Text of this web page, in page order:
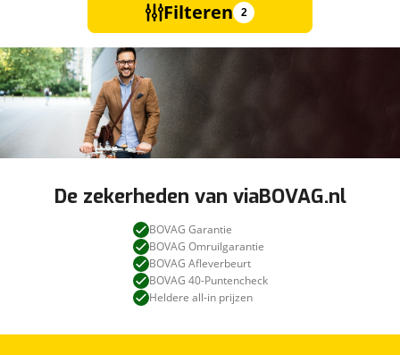
Filteren 2
De zekerheden van viaBOVAG.nl
BOVAG Garantie
BOVAG Omruilgarantie
BOVAG Afleverbeurt
BOVAG 40-Puntencheck
Heldere all-in prijzen